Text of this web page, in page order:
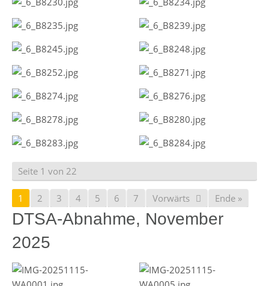
Seite 1 von 22
1 2 3 4 5 6 7 Vorwärts Ende »
DTSA-Abnahme, November
2025